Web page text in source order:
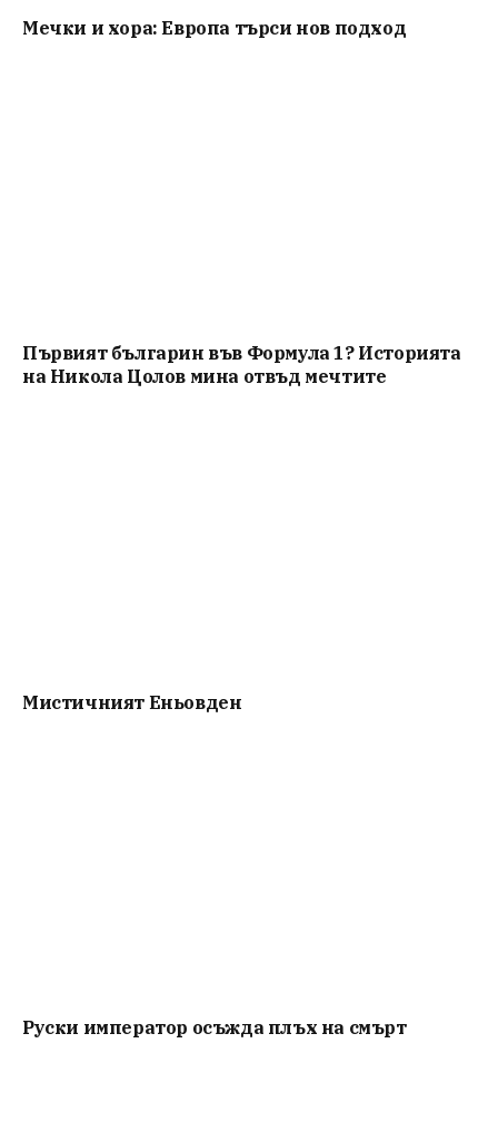
Мечки и хора: Европа търси нов подход
Първият българин във Формула 1? Историята
на Никола Цолов мина отвъд мечтите
Мистичният Eньовден
Руски император осъжда плъх на смърт